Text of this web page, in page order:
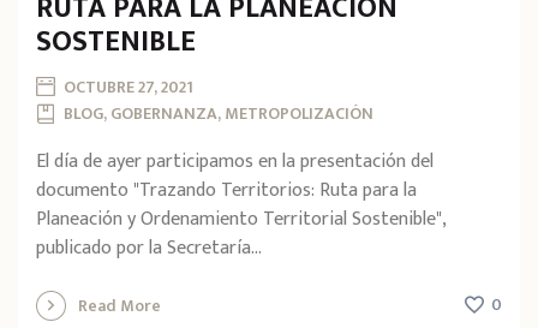
SOSTENIBLE
OCTUBRE 27, 2021
BLOG, GOBERNANZA, METROPOLIZACIÓN
El día de ayer participamos en la presentación del
documento "Trazando Territorios: Ruta para la
Planeación y Ordenamiento Territorial Sostenible",
publicado por la Secretaría...
Read More 0